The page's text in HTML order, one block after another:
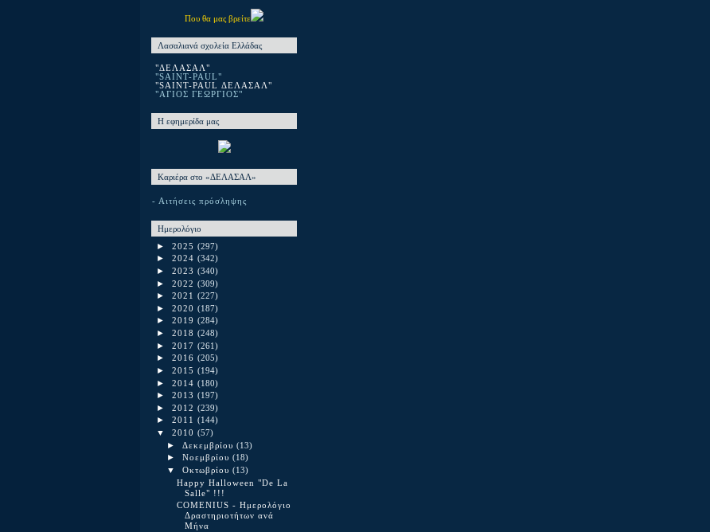
Που θα μας βρείτε
Λασαλιανά σχολεία Ελλάδας
"ΔΕΛΑΣΑΛ"
"SAINT-PAUL"
"SAINT-PAUL ΔΕΛΑΣΑΛ"
"ΑΓΙΟΣ ΓΕΩΡΓΙΟΣ"
Η εφημερίδα μας
Καριέρα στο «ΔΕΛΑΣΑΛ»
- Αιτήσεις πρόσληψης
Ημερολόγιο
► 2025 (297)
► 2024 (342)
► 2023 (340)
► 2022 (309)
► 2021 (227)
► 2020 (187)
► 2019 (284)
► 2018 (248)
► 2017 (261)
► 2016 (205)
► 2015 (194)
► 2014 (180)
► 2013 (197)
► 2012 (239)
► 2011 (144)
▼ 2010 (57)
► Δεκεμβρίου (13)
► Νοεμβρίου (18)
▼ Οκτωβρίου (13)
Happy Halloween "De La
Salle" !!!
COMENIUS - Ημερολόγιο
Δραστηριοτήτων ανά
Μήνα